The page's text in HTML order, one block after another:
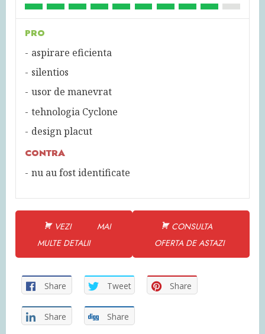
PRO
aspirare eficienta
silentios
usor de manevrat
tehnologia Cyclone
design placut
CONTRA
nu au fost identificate
VEZI MAI
MULTE DETALII
CONSULTA
OFERTA DE ASTAZI
Share Tweet Share
Share Share